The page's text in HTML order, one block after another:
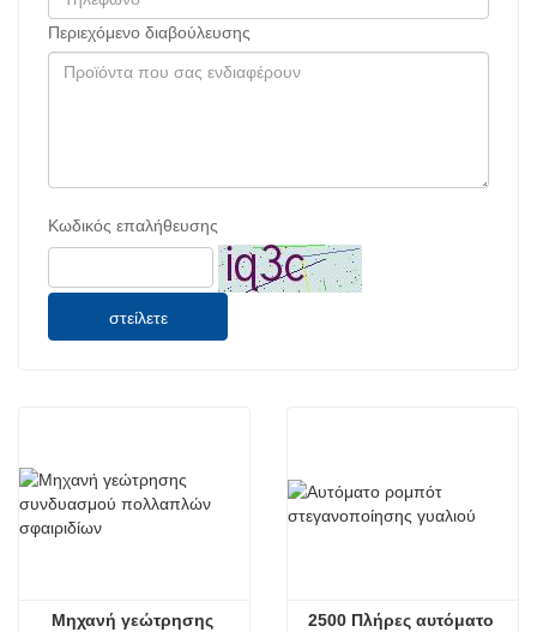
Περιεχόμενο διαβούλευσης
Κωδικός επαλήθευσης
στείλετε
Μηχανή γεώτρησης
2500 Πλήρες αυτόματο